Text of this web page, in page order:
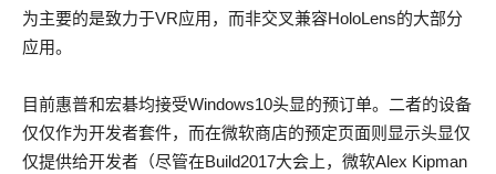
为主要的是致力于VR应用，而非交叉兼容HoloLens的大部分
应用。
目前惠普和宏碁均接受Windows10头显的预订单。二者的设备
仅仅作为开发者套件，而在微软商店的预定页面则显示头显仅
仅提供给开发者（尽管在Build2017大会上，微软Alex Kipman